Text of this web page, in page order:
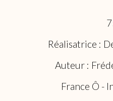
Réalisatrice :
Auteur :
France Ô -